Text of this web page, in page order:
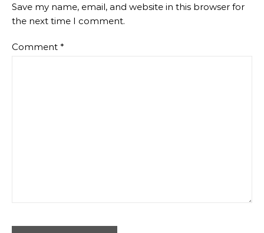
Save my name, email, and website in this browser for
the next time I comment.
Comment *